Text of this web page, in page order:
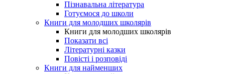
Пізнавальна література
Готуємося до школи
Книги для молодших школярів
Книги для молодших школярів
Показати всі
Літературні казки
Повісті і розповіді
Книги для найменших